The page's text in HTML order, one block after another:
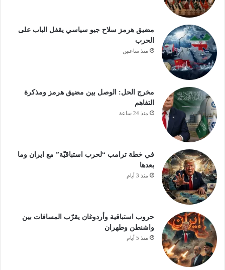
مضيق هرمز سلاح جيو سياسي يقفل الباب على
الحرب
منذ ساعتين
مخرج الحل: الوصل بين مضيق هرمز ومذكرة
التفاهم
منذ 24 ساعة
في خطة ترامب “لحرب استباقيّة” مع ايران وما
بعدها
منذ 3 أيام
حروب استباقية وأردوغان يقرّب المسافات بين
واشنطن وطهران
منذ 5 أيام